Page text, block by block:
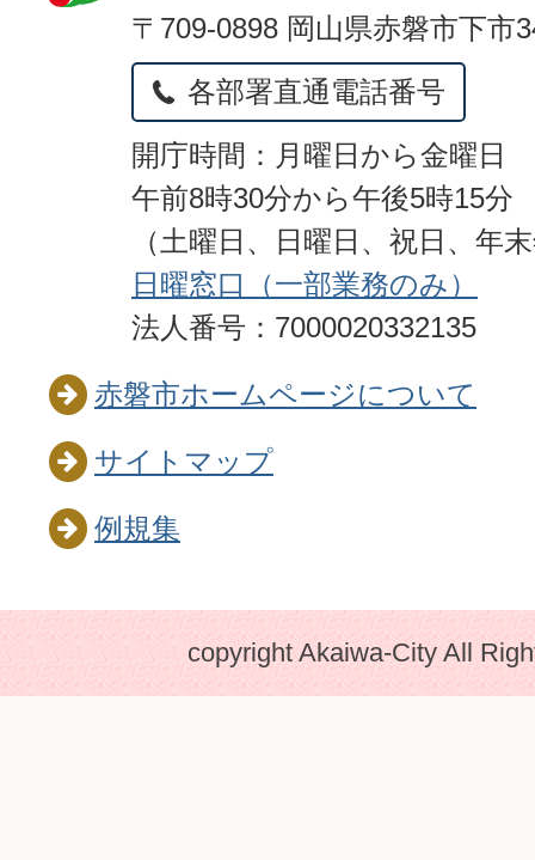
〒709-0898 岡山県赤磐市下市
各部署直通電話番号
開庁時間：月曜日から金曜日
午前8時30分から午後5時15分
（土曜日、日曜日、祝日、年
日曜窓口（一部業務のみ）
法人番号：7000020332135
赤磐市ホームページについて
サイトマップ
例規集
copyright Akaiwa-City All